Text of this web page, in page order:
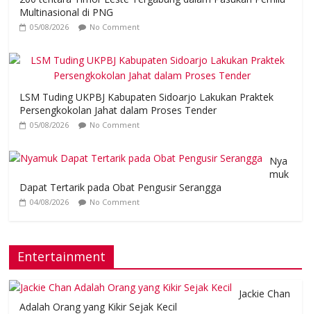
Multinasional di PNG
05/08/2026 No Comment
LSM Tuding UKPBJ Kabupaten Sidoarjo Lakukan Praktek
Persengkokolan Jahat dalam Proses Tender
05/08/2026 No Comment
Nya
muk
Dapat Tertarik pada Obat Pengusir Serangga
04/08/2026 No Comment
Entertainment
Jackie Chan
Adalah Orang yang Kikir Sejak Kecil